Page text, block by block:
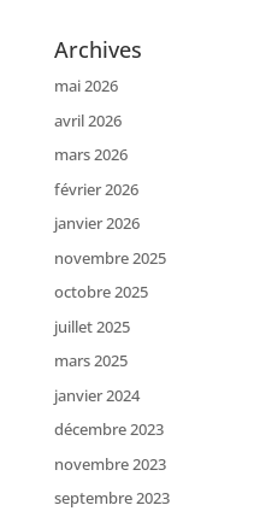
Archives
mai 2026
avril 2026
mars 2026
février 2026
janvier 2026
novembre 2025
octobre 2025
juillet 2025
mars 2025
janvier 2024
décembre 2023
novembre 2023
septembre 2023